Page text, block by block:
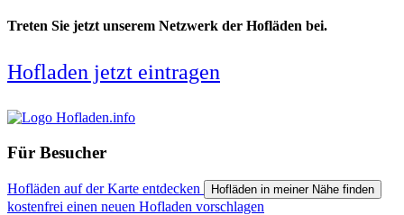
Treten Sie jetzt unserem Netzwerk der Hofläden bei.
Hofladen jetzt eintragen
Für Besucher
Hofläden auf der Karte entdecken Hofläden in meiner Nähe finden
kostenfrei einen neuen Hofladen vorschlagen